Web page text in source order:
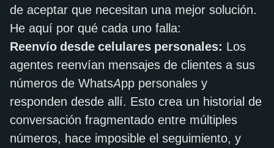
de aceptar que necesitan una mejor solución.
He aquí por qué cada uno falla:
Reenvío desde celulares personales: Los
agentes reenvían mensajes de clientes a sus
números de WhatsApp personales y
responden desde allí. Esto crea un historial de
conversación fragmentado entre múltiples
números, hace imposible el seguimiento, y